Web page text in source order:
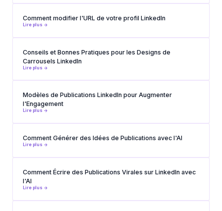
Comment modifier l'URL de votre profil LinkedIn
Lire plus ->
Conseils et Bonnes Pratiques pour les Designs de
Carrousels LinkedIn
Lire plus ->
Modèles de Publications LinkedIn pour Augmenter
l'Engagement
Lire plus ->
Comment Générer des Idées de Publications avec l'AI
Lire plus ->
Comment Écrire des Publications Virales sur LinkedIn avec
l'AI
Lire plus ->